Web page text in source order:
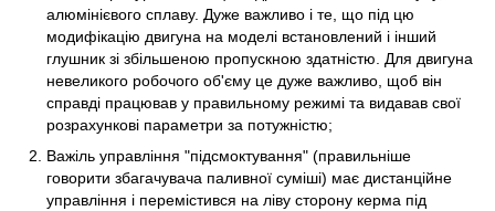
алюмінієвого сплаву. Дуже важливо і те, що під цю
модифікацію двигуна на моделі встановлений і інший
глушник зі збільшеною пропускною здатністю. Для двигуна
невеликого робочого об'єму це дуже важливо, щоб він
справді працював у правильному режимі та видавав свої
розрахункові параметри за потужністю;
Важіль управління "підсмоктування" (правильніше
говорити збагачувача паливної суміші) має дистанційне
управління і перемістився на ліву сторону керма під